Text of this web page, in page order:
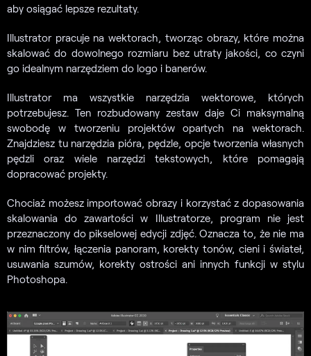
aby osiągać lepsze rezultaty.
Illustrator pracuje na wektorach, tworząc obrazy, które można
skalować do dowolnego rozmiaru bez utraty jakości, co czyni
go idealnym narzędziem do logo i banerów.
Illustrator ma wszystkie narzędzia wektorowe, których
potrzebujesz. Ten rozbudowany zestaw daje Ci maksymalną
swobodę w tworzeniu projektów opartych na wektorach.
Znajdziesz tu narzędzia pióra, pędzle, opcje tworzenia własnych
pędzli oraz wiele narzędzi tekstowych, które pomagają
dopracować projekty.
Chociaż możesz importować obrazy i korzystać z dopasowania
skalowania do zawartości w Illustratorze, program nie jest
przeznaczony do pikselowej edycji zdjęć. Oznacza to, że nie ma
w nim filtrów, łączenia panoram, korekty tonów, cieni i świateł,
usuwania szumów, korekty ostrości ani innych funkcji w stylu
Photoshopa.